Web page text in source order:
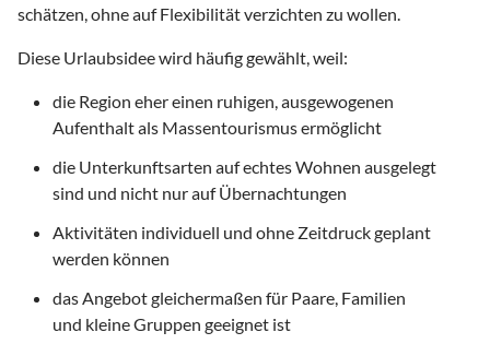
schätzen, ohne auf Flexibilität verzichten zu wollen.
Diese Urlaubsidee wird häufig gewählt, weil:
die Region eher einen ruhigen, ausgewogenen
Aufenthalt als Massentourismus ermöglicht
die Unterkunftsarten auf echtes Wohnen ausgelegt
sind und nicht nur auf Übernachtungen
Aktivitäten individuell und ohne Zeitdruck geplant
werden können
das Angebot gleichermaßen für Paare, Familien
und kleine Gruppen geeignet ist